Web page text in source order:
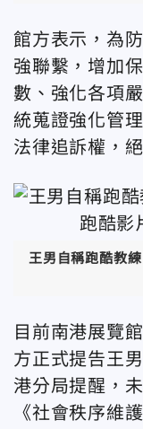
館方表示，為
強聯繫，增加
數、強化各項
統蒐證強化管
法律追訴權，
王男自稱跑酷教
目前南港展覽
方正式提告王
港分局提醒，
《社會秩序維